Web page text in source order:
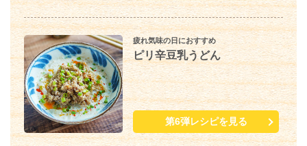
疲れ気味の日におすすめ
ピリ辛豆乳うどん
第6弾レシピを見る